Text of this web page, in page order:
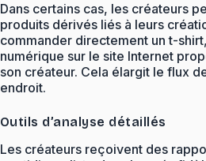
Dans certains cas, les créateurs
produits dérivés liés à leurs
commander directement un t-
numérique sur le site Internet
son créateur. Cela élargit le flux
endroit.
Outils d’analyse détaillés
Les créateurs reçoivent des